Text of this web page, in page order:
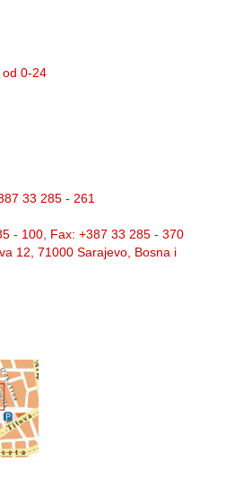
od 0-24
33 285 - 261
- 100, Fax: +387 33 285 - 370
12, 71000 Sarajevo, Bosna i